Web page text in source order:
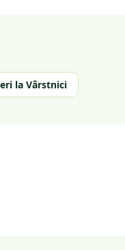
la Vârstnici